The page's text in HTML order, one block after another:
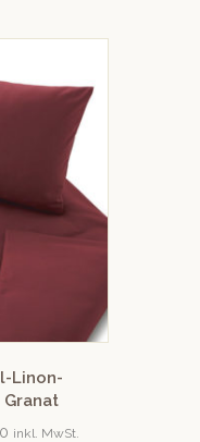
Linon-
inkl. MwSt.